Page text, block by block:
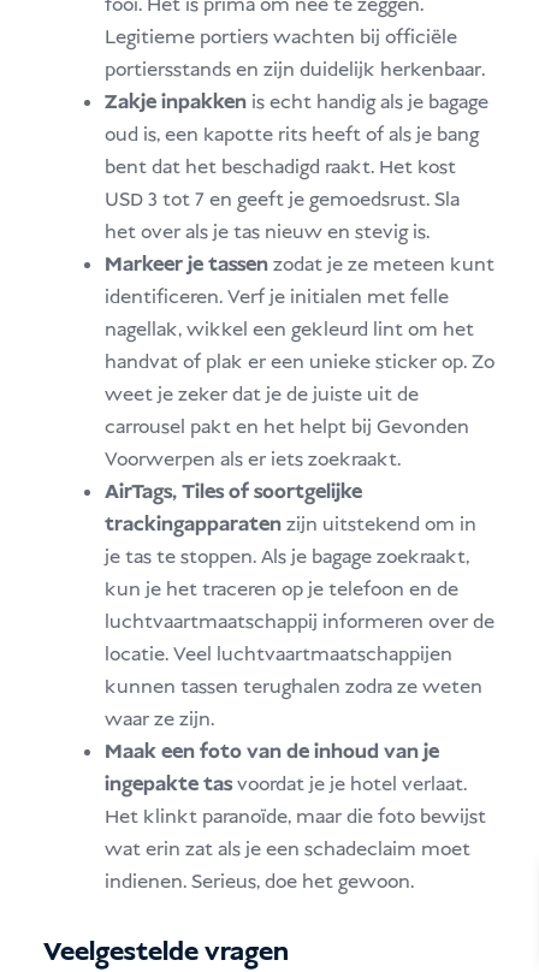
Legitieme portiers wachten bij officiële
portiersstands en zijn duidelijk herkenbaar.
Zakje inpakken is echt handig als je bagage
oud is, een kapotte rits heeft of als je bang
bent dat het beschadigd raakt. Het kost
USD 3 tot 7 en geeft je gemoedsrust. Sla
het over als je tas nieuw en stevig is.
Markeer je tassenzodat je ze meteen kunt
identificeren. Verf je initialen met felle
nagellak, wikkel een gekleurd lint om het
handvat of plak er een unieke sticker op. Zo
weet je zeker dat je de juiste uit de
carrousel pakt en het helpt bij Gevonden
Voorwerpen als er iets zoekraakt.
AirTags, Tiles of soortgelijke
trackingapparatenzijn uitstekend om in
je tas te stoppen. Als je bagage zoekraakt,
kun je het traceren op je telefoon en de
luchtvaartmaatschappij informeren over de
locatie. Veel luchtvaartmaatschappijen
kunnen tassen terughalen zodra ze weten
waar ze zijn.
Maak een foto van de inhoud van je
ingepakte tasvoordat je je hotel verlaat.
Het klinkt paranoïde, maar die foto bewijst
wat erin zat als je een schadeclaim moet
indienen. Serieus, doe het gewoon.
Veelgestelde vragen